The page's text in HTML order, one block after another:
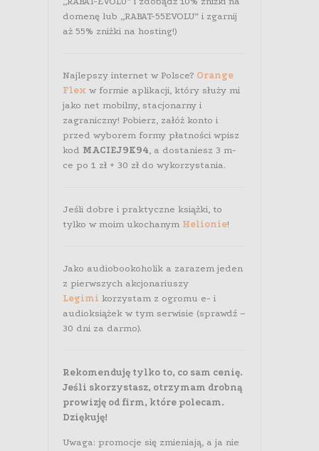
domenę lub „RABAT-55EVOLU” i zgarnij
aż 55% zniżki na hosting!)
Najlepszy internet w Polsce? Orange
Flex w formie aplikacji, który służy mi
jako net mobilny, stacjonarny i
zagraniczny! Pobierz, załóż konto i
przed wyborem formy płatności wpisz
kod MACIEJ9K94, a dostaniesz 3 m-
ce po 1 zł + 30 zł do wykorzystania.
Jeśli dobre i praktyczne książki, to
tylko w moim ukochanym Helionie!
Jako audiobookoholik a zarazem jeden
z pierwszych akcjonariuszy
Legimi korzystam z ogromu e- i
audioksiążek w tym serwisie (sprawdź –
30 dni za darmo).
Rekomenduję tylko to, co sam cenię.
Jeśli skorzystasz, otrzymam drobną
prowizję od firm, które polecam.
Dziękuję!
Uwaga: promocje się zmieniają, a ja nie